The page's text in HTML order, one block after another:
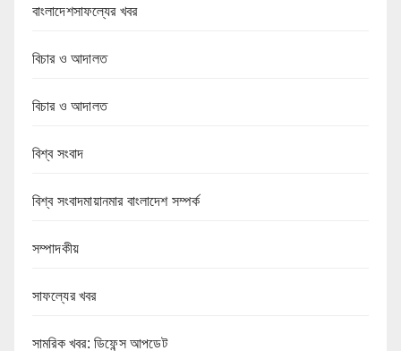
বাংলাদেশসাফল্যের খবর
বিচার ও আদালত
বিচার ও আদালত
বিশ্ব সংবাদ
বিশ্ব সংবাদমায়ানমার বাংলাদেশ সম্পর্ক
সম্পাদকীয়
সাফল্যের খবর
সামরিক খবর: ডিফেন্স আপডেট